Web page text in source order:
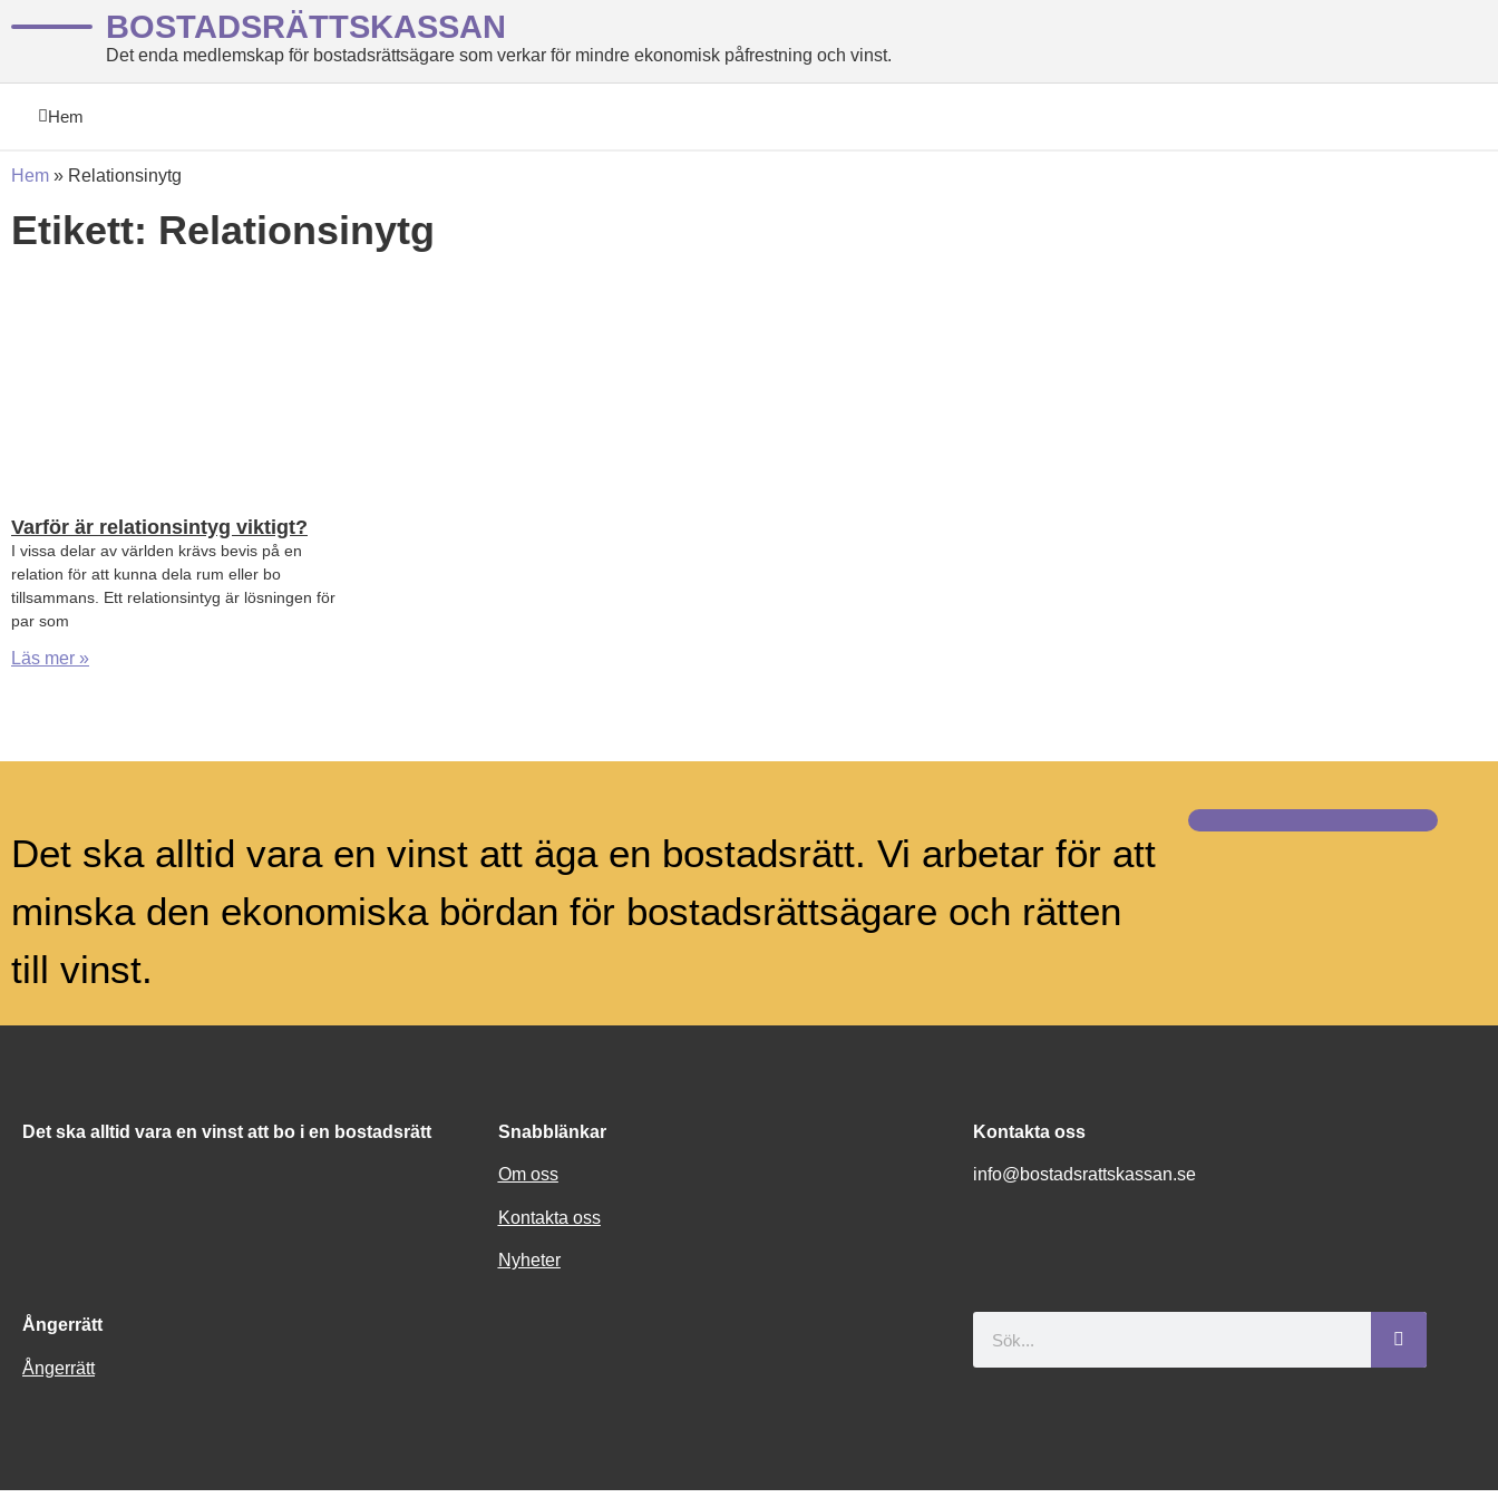
BOSTADSRÄTTSKASSAN
Det enda medlemskap för bostadsrättsägare som verkar för mindre ekonomisk påfrestning och vinst.
Hem
Hem » Relationsinytg
Etikett: Relationsinytg
Varför är relationsintyg viktigt?
I vissa delar av världen krävs bevis på en
relation för att kunna dela rum eller bo
tillsammans. Ett relationsintyg är lösningen för
par som
Läs mer »
Det ska alltid vara en vinst att äga en bostadsrätt. Vi arbetar för att
minska den ekonomiska bördan för bostadsrättsägare och rätten
till vinst.
Det ska alltid vara en vinst att bo i en bostadsrätt Snabblänkar
Om oss
Kontakta oss
Nyheter
Kontakta oss
info@bostadsrattskassan.se
Ångerrätt
Ångerrätt